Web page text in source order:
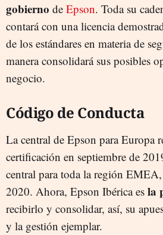
gobierno de Epson. Toda su
contará con una licencia
de los estándares en materia de
manera consolidará sus posibles
negocio.
Código de Conducta
La central de Epson para Europa
certificación en septiembre de
central para toda la región
2020. Ahora, Epson Ibérica es la
recibirlo y consolidar, así, su
y la gestión ejemplar.